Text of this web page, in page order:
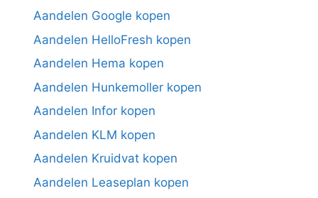
Aandelen Google kopen
Aandelen HelloFresh kopen
Aandelen Hema kopen
Aandelen Hunkemoller kopen
Aandelen Infor kopen
Aandelen KLM kopen
Aandelen Kruidvat kopen
Aandelen Leaseplan kopen